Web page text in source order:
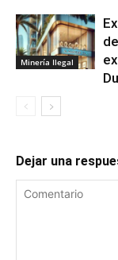
Minería Ilegal
Dejar una